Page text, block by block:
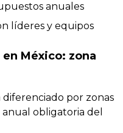
anuales
líderes y equipos
México: zona
por zonas
obligatoria del